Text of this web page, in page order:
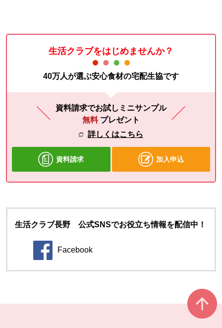
生活クラブをはじめませんか？
40万人が選ぶ安心食材の宅配生協です
資料請求でお試しミニサンプル
無料 プレゼント
詳しくはこちら
資料請求 加入申込
生活クラブ長野 公式SNSでお役立ち情報を配信中！
Facebook